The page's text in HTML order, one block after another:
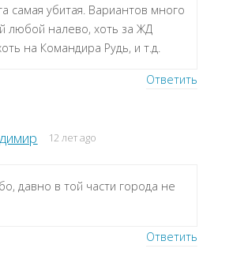
самая убитая. Вариантов много
любой налево, хоть за ЖД
на Командира Рудь, и т.д.
Ответить
12 лет ago
давно в той части города не
Ответить